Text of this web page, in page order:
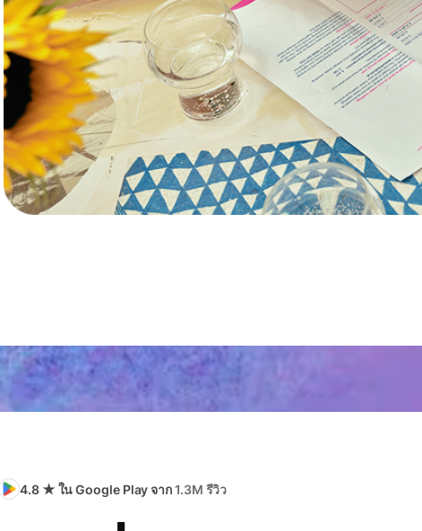
4.8 ★ ใน Google Play จาก1.3M รีวิว